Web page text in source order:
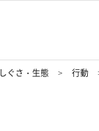
しぐさ・生態 行動